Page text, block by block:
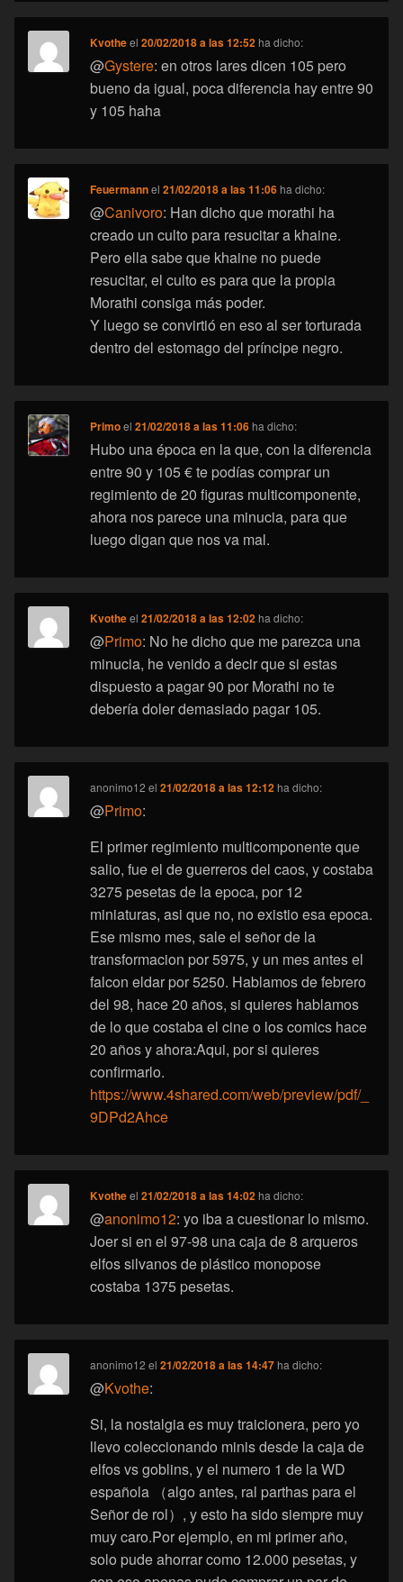
Kvotheel20/02/2018 a las 12:52 ha dicho:
@Gystere: en otros lares dicen 105 pero
bueno da igual, poca diferencia hay entre 90
y 105 haha
Feuermannel21/02/2018 a las 11:06 ha dicho:
@Canivoro: Han dicho que morathi ha
creado un culto para resucitar a khaine.
Pero ella sabe que khaine no puede
resucitar, el culto es para que la propia
Morathi consiga más poder.
Y luego se convirtió en eso al ser torturada
dentro del estomago del príncipe negro.
Primoel21/02/2018 a las 11:06 ha dicho:
Hubo una época en la que, con la diferencia
entre 90 y 105 € te podías comprar un
regimiento de 20 figuras multicomponente,
ahora nos parece una minucia, para que
luego digan que nos va mal.
Kvotheel21/02/2018 a las 12:02 ha dicho:
@Primo: No he dicho que me parezca una
minucia, he venido a decir que si estas
dispuesto a pagar 90 por Morathi no te
debería doler demasiado pagar 105.
anonimo12 el21/02/2018 a las 12:12 ha dicho:
@Primo:
El primer regimiento multicomponente que
salio, fue el de guerreros del caos, y costaba
3275 pesetas de la epoca, por 12
miniaturas, asi que no, no existio esa epoca.
Ese mismo mes, sale el señor de la
transformacion por 5975, y un mes antes el
falcon eldar por 5250. Hablamos de febrero
del 98, hace 20 años, si quieres hablamos
de lo que costaba el cine o los comics hace
20 años y ahora:Aqui, por si quieres
confirmarlo.
https://www.4shared.com/web/preview/pdf/_
9DPd2Ahce
Kvotheel21/02/2018 a las 14:02 ha dicho:
@anonimo12: yo iba a cuestionar lo mismo.
Joer si en el 97-98 una caja de 8 arqueros
elfos silvanos de plástico monopose
costaba 1375 pesetas.
anonimo12 el21/02/2018 a las 14:47 ha dicho:
@Kvothe:
Si, la nostalgia es muy traicionera, pero yo
llevo coleccionando minis desde la caja de
elfos vs goblins, y el numero 1 de la WD
española （algo antes, ral parthas para el
Señor de rol）, y esto ha sido siempre muy
muy caro.Por ejemplo, en mi primer año,
solo pude ahorrar como 12.000 pesetas, y